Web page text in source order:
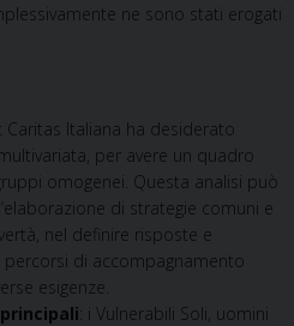
ne sono stati erogati
Italiana ha desiderato
per avere un quadro
omogenei. Questa analisi può
di strategie comuni e
nel definire risposte e
di accompagnamento
esigenze.
: i Vulnerabili Soli, uomini